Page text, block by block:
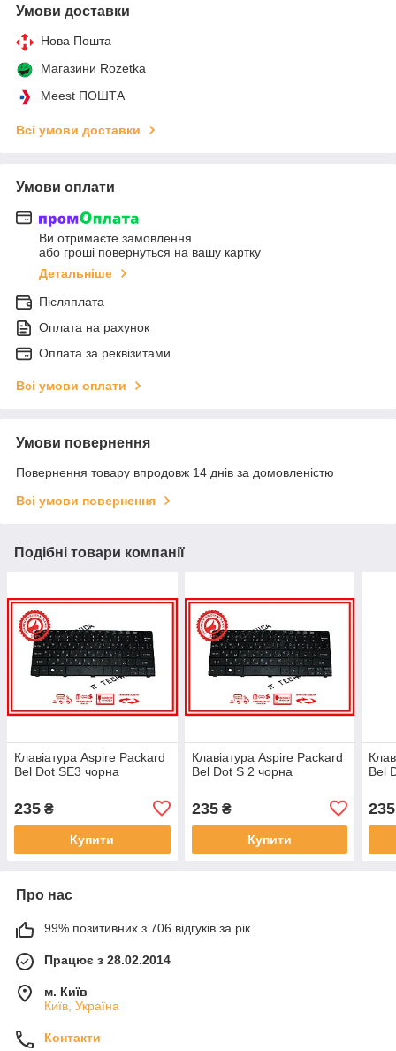
Умови доставки
Нова Пошта
Магазини Rozetka
Meest ПОШТА
Всі умови доставки
Умови оплати
Ви отримаєте замовлення
або гроші повернуться на вашу картку
Детальніше
Післяплата
Оплата на рахунок
Оплата за реквізитами
Всі умови оплати
Умови повернення
Повернення товару впродовж 14 днів за домовленістю
Всі умови повернення
Подібні товари компанії
Клавіатура Aspire Packard
Bel Dot SE3 чорна
235 ₴
Купити
Клавіатура Aspire Packard
Bel Dot S 2 чорна
235₴
Купити
Bel
235
Про нас
99% позитивних з 706 відгуків за рік
Працює з 28.02.2014
м. Київ
Київ, Україна
Контакти